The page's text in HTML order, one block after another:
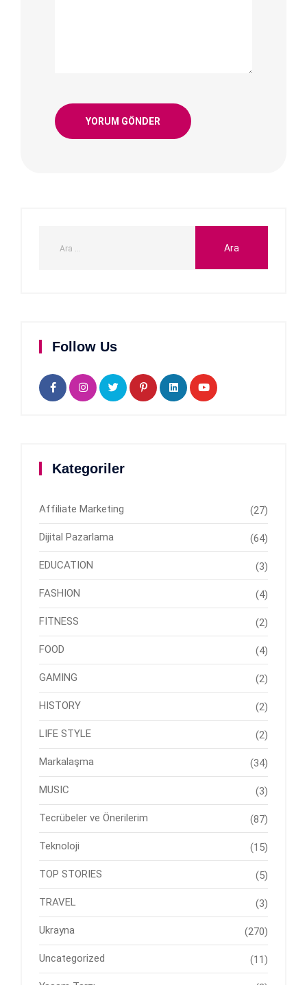
Follow Us
Kategoriler
Affiliate Marketing (27)
Dijital Pazarlama (64)
EDUCATION (3)
FASHION (4)
FITNESS (2)
FOOD (4)
GAMING (2)
HISTORY (2)
LIFE STYLE (2)
Markalaşma (34)
MUSIC (3)
Tecrübeler ve Önerilerim (87)
Teknoloji (15)
TOP STORIES (5)
TRAVEL (3)
Ukrayna (270)
Uncategorized (11)